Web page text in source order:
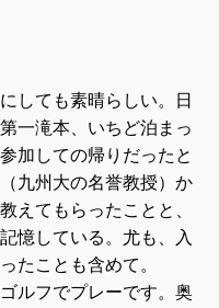
しても素晴らしい。日
一滝本、いちど泊まっ
加しての帰りだったと
九州大の名誉教授）か
えてもらったことと、
憶している。尤も、入
たことも含めて。
ルフでプレーです。奥